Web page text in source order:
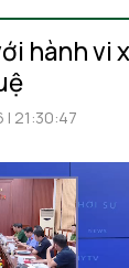
hành vi
| 21:30:47